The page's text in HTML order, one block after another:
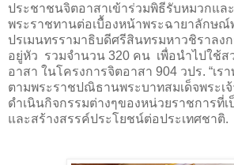
ประชาชนจิตอาสาเข้าร่วมพิธีรับหมวกแล
พระราชทานต่อเบื้องหน้าพระฉายาลักษณ์
ปรเมนทรรามาธิบดีศรีสินทรมหาวชิราลง
อยู่หัว รวมจำนวน 320 คน เพื่อนำไปใช้
อาสา ในโครงการจิตอาสา 904 วปร. “เร
ตามพระราชปณิธานพระบาทสมเด็จพระเ
ดำเนินกิจกรรมต่างๆของหน่วยราชการที่
และสร้างสรรค์ประโยชน์ต่อประเทศชาติ.